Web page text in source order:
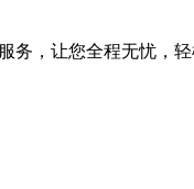
务，让您全程无忧，轻